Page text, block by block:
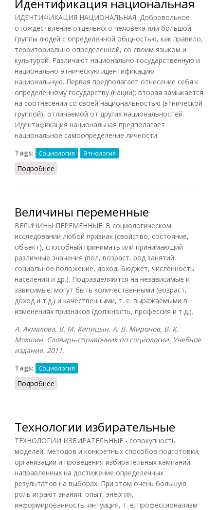
Идентификация национальная
ИДЕНТИФИКАЦИЯ НАЦИОНАЛЬНАЯ. Добровольное
отождествление отдельного человека или большой
группы людей с определенной общностью, как правило,
территориально определенной, со своим языком и
культурой. Различают национально-государственную и
национально-этническую идентификацию
национальную. Первая предполагает отнесение себя к
определенному государству (нации); вторая замыкается
на соотнесении со своей национальностью (этнической
группой), отличаемой от других национальностей.
Идентификация национальная предполагает
национальное самоопределение личности.
Tags:
Социология Этнология
Подробнее
Величины переменные
ВЕЛИЧИНЫ ПЕРЕМЕННЫЕ. В социологическом
исследовании любой признак (свойство, состояние,
объект), способный принимать или принимающий
различные значения (пол, возраст, род занятий,
социальное положение, доход, бюджет, численность
населения и др.). Подразделяются на независимые и
зависимые; могут быть количественными (возраст,
доход и т.д.) и качественными, т. е. выражаемыми в
изменениях признаков (должность, профессия и т.д.).
А. Акмалова, В. М. Капицын, А. В. Миронов, В. К.
Мокшин. Словарь-справочник по социологии. Учебное
издание. 2011.
Tags:
Социология
Подробнее
Технологии избирательные
ТЕХНОЛОГИИ ИЗБИРАТЕЛЬНЫЕ - совокупность
моделей, методов и конкретных способов подготовки,
организации и проведения избирательных кампаний,
направленных на достижение определенных
результатов на выборах. При этом очень большую
роль играют знания, опыт, энергия,
информированность, интуиция, т. е. профессионализм